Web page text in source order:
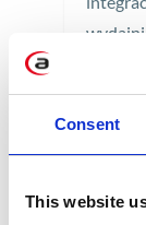
Consent
This website